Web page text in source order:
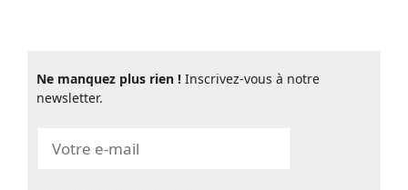
Ne manquez plus rien ! Inscrivez-vous à notre
newsletter.